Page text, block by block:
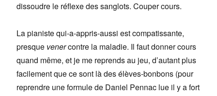
dissoudre le réflexe des sanglots. Couper cours.
La pianiste qui-a-appris-aussi est compatissante,
presque venercontre la maladie. Il faut donner cours
quand même, et je me reprends au jeu, d’autant plus
facilement que ce sont là des élèves-bonbons (pour
reprendre une formule de Daniel Pennac lue il y a fort